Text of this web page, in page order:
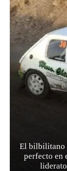
El bilbilitano
perfecto en